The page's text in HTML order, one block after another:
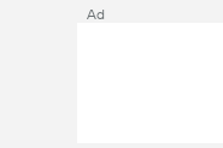
Ad